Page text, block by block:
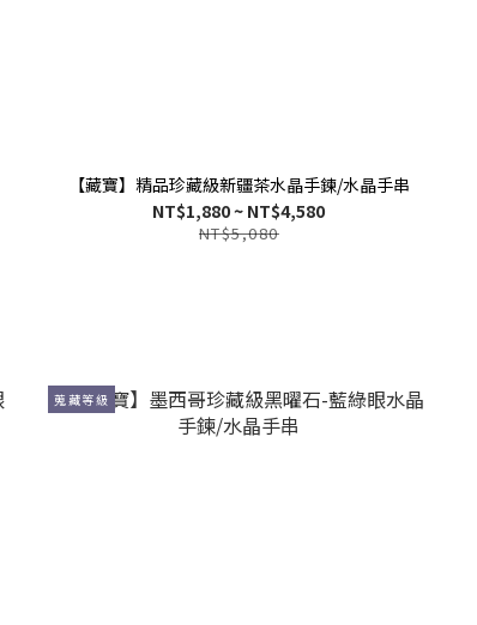
【藏寶】精品珍藏級新疆茶水晶手鍊/水晶手串
NT$1,880 ~ NT$4,580
NT$5,080
蒐藏等級